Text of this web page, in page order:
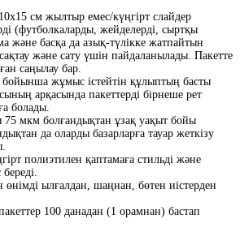
см жылтыр емес/күңгірт слайдер
(футболкаларды, жейделерді, сыртқы
және басқа да азық-түлікке жатпайтын
және сату үшін пайдаланылады. Пакетте
саңылау бар.
жұмыс істейтін құлыптың басты
арқасында пакеттерді бірнеше рет
болады.
мкм болғандықтан ұзақ уақыт бойы
да оларды базарларға тауар жеткізу
полиэтилен қаптамаға стильді және
өнімді ылғалдан, шаңнан, бөтен иістерден
100 данадан (1 орамнан) бастап